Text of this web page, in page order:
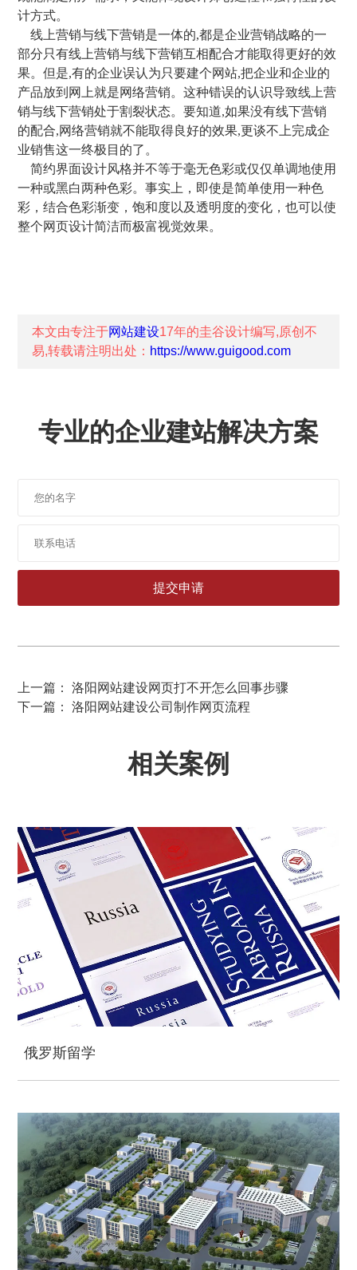
计方式。
线上营销与线下营销是一体的,都是企业营销战略的一
部分只有线上营销与线下营销互相配合才能取得更好的效
果。但是,有的企业误认为只要建个网站,把企业和企业的
产品放到网上就是网络营销。这种错误的认识导致线上营
销与线下营销处于割裂状态。要知道,如果没有线下营销
的配合,网络营销就不能取得良好的效果,更谈不上完成企
业销售这一终极目的了。
简约界面设计风格并不等于毫无色彩或仅仅单调地使用
一种或黑白两种色彩。事实上，即使是简单使用一种色
彩，结合色彩渐变，饱和度以及透明度的变化，也可以使
整个网页设计简洁而极富视觉效果。
本文由专注于网站建设17年的圭谷设计编写,原创不
易,转载请注明出处： https://www.guigood.com
专业的企业建站解决方案
上一篇： 洛阳网站建设网页打不开怎么回事步骤
下一篇： 洛阳网站建设公司制作网页流程
相关案例
俄罗斯留学